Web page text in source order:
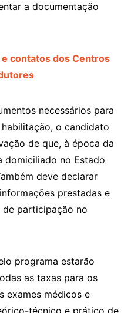
a documentação
contatos dos Centros
necessários para
o candidato
de que, à época da
domiciliado no Estado
deve declarar
prestadas e
participação no
programa estarão
as taxas para os
exames médicos e